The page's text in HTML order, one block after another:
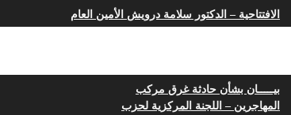
الافتتاحية – الدكتور سلامة درويش الأمين العام
مايو 29, 2022
بيـــــان بشأن حادثة غرق مركب
المهاجرين – اللجنة المركزية لحزب